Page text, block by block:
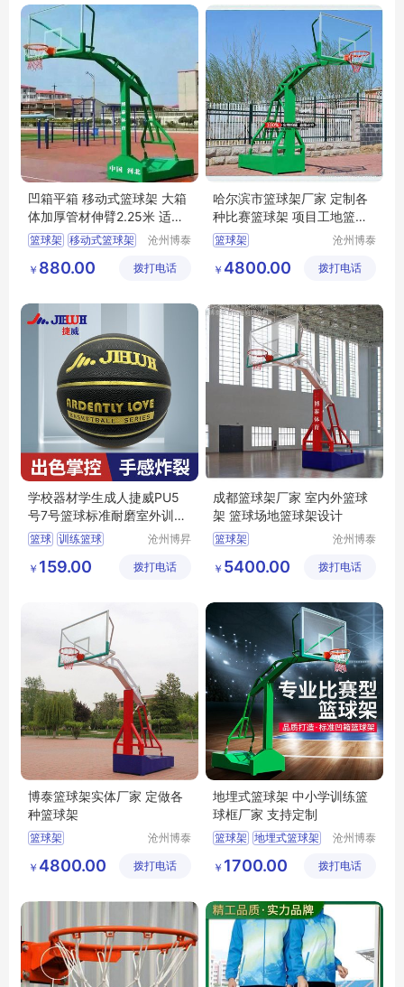
凹箱平箱 移动式篮球架 大箱
体加厚管材伸臂2.25米 适用
学校公园广场
篮球架 移动式篮球架
凹箱篮球架
沧州博泰
有限公司
￥ 880.00 拨打电话
哈尔滨市篮球架厂家 定制各
种比赛篮球架 项目工地篮球
架
篮球架
沧州博泰
有限公司
￥ 4800.00 拨打电话
学校器材学生成人捷威PU5
号7号篮球标准耐磨室外训练
篮球场
篮球 训练篮球
沧州博昇
有限公司
￥ 159.00 拨打电话
成都篮球架厂家 室内外篮球
架 篮球场地篮球架设计
篮球架
沧州博泰
有限公司
￥ 5400.00 拨打电话
博泰篮球架实体厂家 定做各
种篮球架
篮球架
沧州博泰
有限公司
￥ 4800.00 拨打电话
地埋式篮球架 中小学训练篮
球框厂家 支持定制
篮球架 地埋式篮球架
中学篮球框
沧州博泰
有限公司
￥ 1700.00 拨打电话